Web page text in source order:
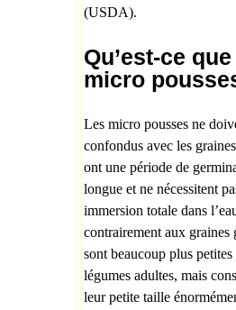
(USDA).
Qu’est-ce
micro
Les micro pousses ne
confondus avec les
ont une période de
longue et ne nécessitent
immersion totale dans
contrairement aux graines
sont beaucoup plus petites
légumes adultes, mais
leur petite taille